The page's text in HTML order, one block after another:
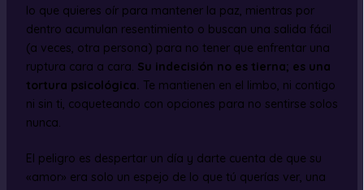
lo que quieres oír para mantener la paz, mientras por
dentro acumulan resentimiento o buscan una salida fácil
(a veces, otra persona) para no tener que enfrentar una
ruptura cara a cara. Su indecisión no es tierna; es una
tortura psicológica. Te mantienen en el limbo, ni contigo
ni sin ti, coqueteando con opciones para no sentirse solos
nunca.
El peligro es despertar un día y darte cuenta de que su
«amor» era solo un espejo de lo que tú querías ver, una